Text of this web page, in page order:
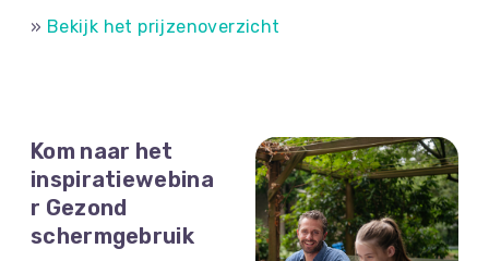
» Bekijk het prijzenoverzicht
Kom naar het
inspiratiewebina
r Gezond
schermgebruik